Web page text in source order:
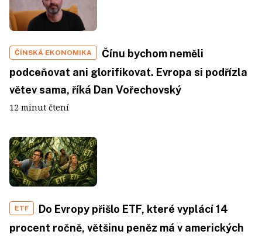
ČÍNSKÁ EKONOMIKA
Čínu bychom neměli
podceňovat ani glorifikovat. Evropa si podřízla
větev sama, říká Dan Vořechovský
12 minut čtení
ETF
Do Evropy přišlo ETF, které vyplácí 14
procent ročně, většinu peněz má v amerických